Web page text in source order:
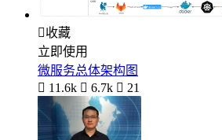
收藏
立即使用
微服务总体架构图
 11.6k  6.7k  21